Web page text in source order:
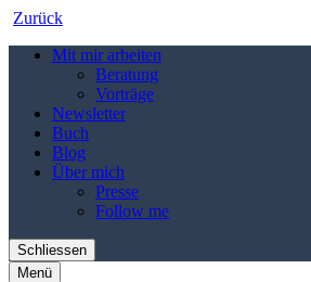
Zurück
Mit mir arbeiten
Beratung
Vorträge
Newsletter
Buch
Blog
Über mich
Presse
Follow me
Schliessen
Menü